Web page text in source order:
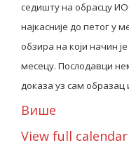
Пријава
latinica
седишту на обрасцу
најкасније до петог у
обзира на који начин
месецу. Послодавци
доказа уз сам образац
Више
View full calendar